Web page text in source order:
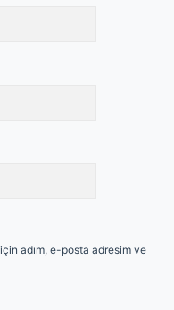
adım, e-posta adresim ve